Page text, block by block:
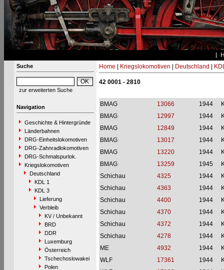
Suche
zur erweiterten Suche
Navigation
Geschichte & Hintergründe
Länderbahnen
DRG-Einheitslokomotiven
DRG-Zahnradlokomotiven
DRG-Schmalspurlok.
Kriegslokomotiven
Deutschland
KDL 1
KDL 3
Lieferung
Verbleib
KV / Unbekannt
BRD
DDR
Luxemburg
Österreich
Tschechoslowakei
Polen
Home Kriegslokomotiven Deutschland
42 0001 - 2810
BMAG 13066 1944
BMAG
12997 1944
BMAG
12849 1944
BMAG
13017 1944
BMAG
13220 1944
BMAG
13259 1945
Schichau
4325 1944
Schichau
4363 1944
Schichau
4400 1944
Schichau
4370 1944
Schichau
4372 1944
Schichau
4278 1944
ME
4932 1944
WLF
17361 1944